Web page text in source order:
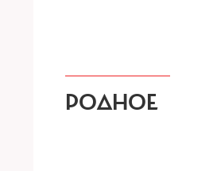
РОДНОЕ